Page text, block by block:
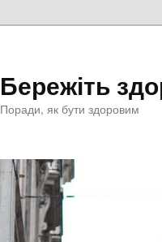
Бережіть
Поради, як бути здоровим